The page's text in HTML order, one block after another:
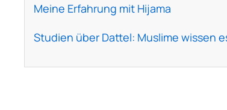
Meine Erfahrung mit Hijama
Studien über Dattel: Muslime wissen